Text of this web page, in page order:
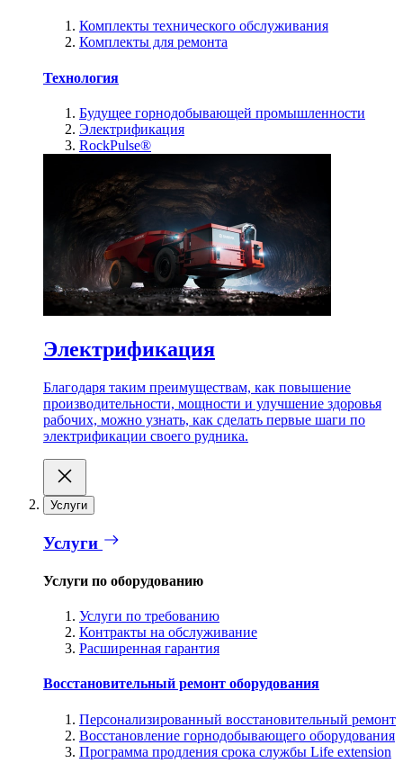
Комплекты технического обслуживания
Комплекты для ремонта
Технология
Будущее горнодобывающей промышленности
Электрификация
RockPulse®
Электрификация
Благодаря таким преимуществам, как повышение
производительности, мощности и улучшение здоровья
рабочих, можно узнать, как сделать первые шаги по
электрификации своего рудника.
Услуги
Услуги
Услуги по оборудованию
Услуги по требованию
Контракты на обслуживание
Расширенная гарантия
Восстановительный ремонт оборудования
Персонализированный восстановительный ремонт
Восстановление горнодобывающего оборудования
Программа продления срока службы Life extension